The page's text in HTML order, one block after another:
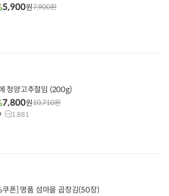
5,900원7,900원
청양고추절임 (200g)
7,800원10,710원
1,881
폰] 명품 섬마을 곱창김(50장)